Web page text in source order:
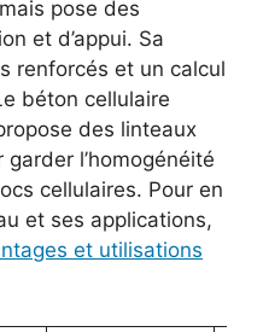
pose des
et d’appui. Sa
renforcés et un calcul
béton cellulaire
des linteaux
l’homogénéité
cellulaires. Pour en
et ses applications,
et utilisations